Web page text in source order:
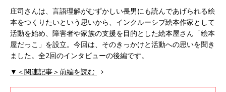
庄司さんは、言語理解がむずかしい長男にも読んであげられる絵
本をつくりたいという思いから、インクルーシブ絵本作家として
活動を始め、障害者や家族の支援を目的とした絵本屋さん「絵本
屋だっこ」を設立。今回は、そのきっかけと活動への思いを聞き
ました。全2回のインタビューの後編です。
▼＜関連記事＞前編を読む